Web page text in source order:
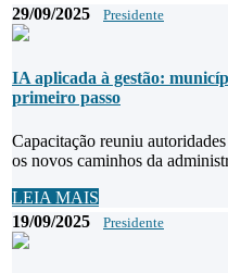
29/09/2025
Presidente
IA aplicada à gestão:
primeiro passo
Capacitação reuniu
os novos caminhos da
LEIA MAIS
19/09/2025
Presidente